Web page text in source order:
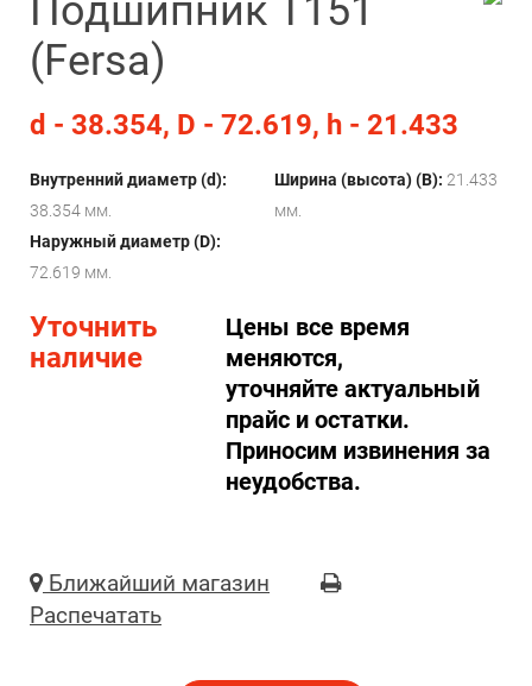
Подшипник T151
(Fersa)
d - 38.354, D - 72.619, h - 21.433
Внутренний диаметр (d):
38.354 мм.
Наружный диаметр (D):
72.619 мм.
Ширина (высота) (B): 21.433
мм.
Уточнить
наличие
Цены все время
меняются,
уточняйте актуальный
прайс и остатки.
Приносим извинения за
неудобства.
Ближайший магазин
Распечатать